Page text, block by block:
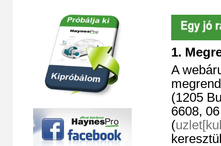
1.
A
(1205
6608,
(